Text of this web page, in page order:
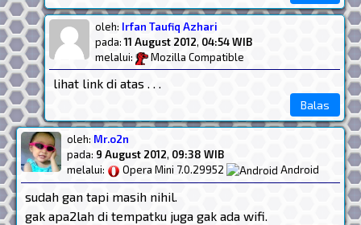
oleh: Irfan Taufiq Azhari
pada:11 August 2012, 04:54 WIB
melalui:
Mozilla Compatible
lihat link di atas . . .
Balas
oleh: Mr.o2n
pada: 9 August 2012, 09:38 WIB
melalui:
Opera Mini 7.0.29952 Android
sudah gan tapi masih nihil.
gak apa2lah di tempatku juga gak ada wifi.